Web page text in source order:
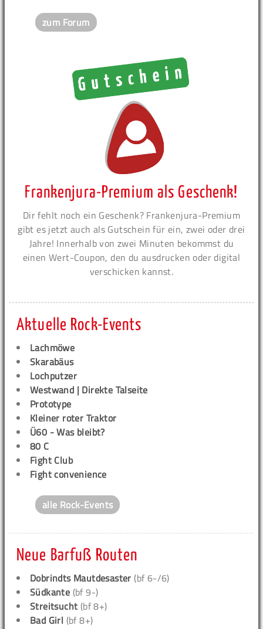
zum Forum
Frankenjura-Premium als Geschenk!
Dir fehlt noch ein Geschenk? Frankenjura-Premium
gibt es jetzt auch als Gutschein für ein, zwei oder drei
Jahre! Innerhalb von zwei Minuten bekommst du
einen Wert-Coupon, den du ausdrucken oder digital
verschicken kannst.
Aktuelle Rock-Events
Lachmöwe
Skarabäus
Lochputzer
Westwand | Direkte Talseite
Prototype
Kleiner roter Traktor
Ü60 - Was bleibt?
80 C
Fight Club
Fight convenience
alle Rock-Events
Neue Barfuß Routen
Dobrindts Mautdesaster (bf 6-/6)
Südkante (bf 9-)
Streitsucht (bf 8+)
Bad Girl (bf 8+)